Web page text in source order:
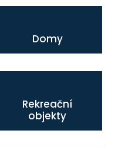
Domy
Rekreační
objekty